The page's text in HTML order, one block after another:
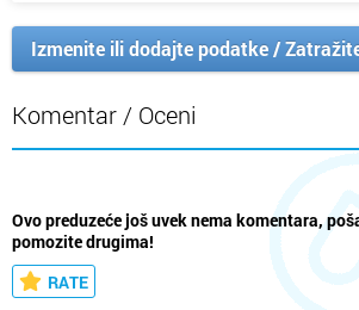
Izmenite ili dodajte podatke /
Komentar / Oceni
Ovo preduzeće još uvek nema komentara,
pomozite drugima!
RATE